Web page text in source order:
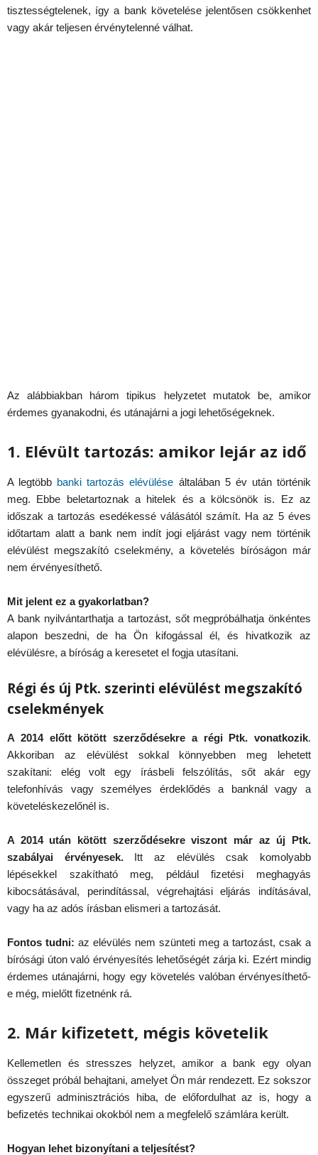
tisztességtelenek, így a bank követelése jelentősen csökkenhet
vagy akár teljesen érvénytelenné válhat.
Az alábbiakban három tipikus helyzetet mutatok be, amikor
érdemes gyanakodni, és utánajárni a jogi lehetőségeknek.
1. Elévült tartozás: amikor lejár az idő
A legtöbb banki tartozás elévülése általában 5 év után történik
meg. Ebbe beletartoznak a hitelek és a kölcsönök is. Ez az
időszak a tartozás esedékessé válásától számít. Ha az 5 éves
időtartam alatt a bank nem indít jogi eljárást vagy nem történik
elévülést megszakító cselekmény, a követelés bíróságon már
nem érvényesíthető.
Mit jelent ez a gyakorlatban?
A bank nyilvántarthatja a tartozást, sőt megpróbálhatja önkéntes
alapon beszedni, de ha Ön kifogással él, és hivatkozik az
elévülésre, a bíróság a keresetet el fogja utasítani.
Régi és új Ptk. szerinti elévülést megszakító
cselekmények
A 2014 előtt kötött szerződésekre a régi Ptk. vonatkozik.
Akkoriban az elévülést sokkal könnyebben meg lehetett
szakítani: elég volt egy írásbeli felszólítás, sőt akár egy
telefonhívás vagy személyes érdeklődés a banknál vagy a
követeléskezelőnél is.
A 2014 után kötött szerződésekre viszont már az új Ptk.
szabályai érvényesek.Itt az elévülés csak komolyabb
lépésekkel szakítható meg, például fizetési meghagyás
kibocsátásával, perindítással, végrehajtási eljárás indításával,
vagy ha az adós írásban elismeri a tartozását.
Fontos tudni: az elévülés nem szünteti meg a tartozást, csak a
bírósági úton való érvényesítés lehetőségét zárja ki. Ezért mindig
érdemes utánajárni, hogy egy követelés valóban érvényesíthető-
e még, mielőtt fizetnénk rá.
2. Már kifizetett, mégis követelik
Kellemetlen és stresszes helyzet, amikor a bank egy olyan
összeget próbál behajtani, amelyet Ön már rendezett. Ez sokszor
egyszerű adminisztrációs hiba, de előfordulhat az is, hogy a
befizetés technikai okokból nem a megfelelő számlára került.
Hogyan lehet bizonyítani a teljesítést?